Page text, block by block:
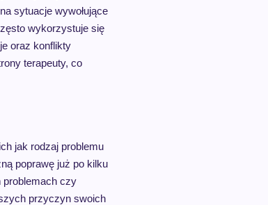
sytuacje wywołujące
wykorzystuje się
oraz konflikty
terapeuty, co
jak rodzaj problemu
poprawę już po kilku
problemach czy
przyczyn swoich